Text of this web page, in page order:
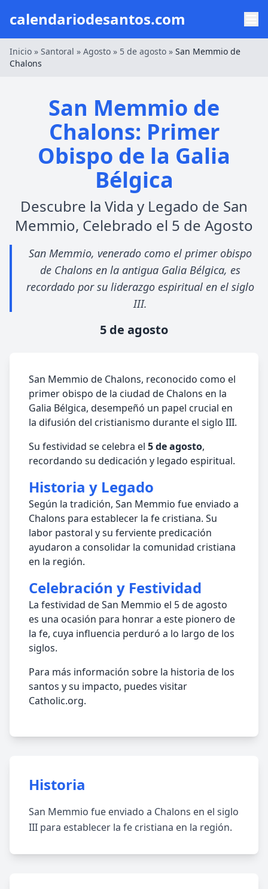
calendariodesantos.com
Inicio » Santoral » Agosto » 5 de agosto » San Memmio de
Chalons
San Memmio de
Chalons: Primer
Obispo de la Galia
Bélgica
Descubre la Vida y Legado de San
Memmio, Celebrado el 5 de Agosto
San Memmio, venerado como el primer obispo
de Chalons en la antigua Galia Bélgica, es
recordado por su liderazgo espiritual en el siglo
III.
5 de agosto
San Memmio de Chalons, reconocido como el
primer obispo de la ciudad de Chalons en la
Galia Bélgica, desempeñó un papel crucial en
la difusión del cristianismo durante el siglo III.
Su festividad se celebra el 5 de agosto,
recordando su dedicación y legado espiritual.
Historia y Legado
Según la tradición, San Memmio fue enviado a
Chalons para establecer la fe cristiana. Su
labor pastoral y su ferviente predicación
ayudaron a consolidar la comunidad cristiana
en la región.
Celebración y Festividad
La festividad de San Memmio el 5 de agosto
es una ocasión para honrar a este pionero de
la fe, cuya influencia perduró a lo largo de los
siglos.
Para más información sobre la historia de los
santos y su impacto, puedes visitar
Catholic.org.
Historia
San Memmio fue enviado a Chalons en el siglo
III para establecer la fe cristiana en la región.